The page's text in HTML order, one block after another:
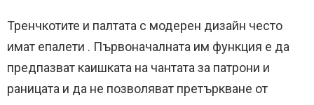
Тренчкотите и палтата с модерен дизайн често
имат епалети . Първоначалната им функция е да
предпазват каишката на чантата за патрони и
раницата и да не позволяват претъркване от